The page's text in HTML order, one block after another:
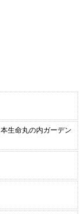
生命丸の内ガーデン